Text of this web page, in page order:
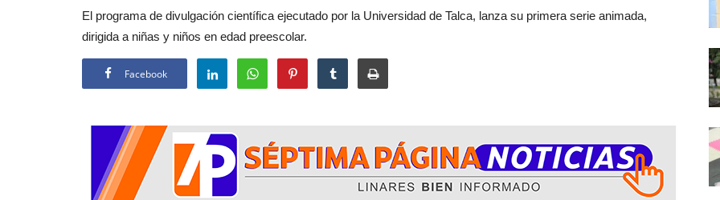
El programa de divulgación científica ejecutado por la Universidad de Talca, lanza su primera serie animada,
dirigida a niñas y niños en edad preescolar.
Facebook